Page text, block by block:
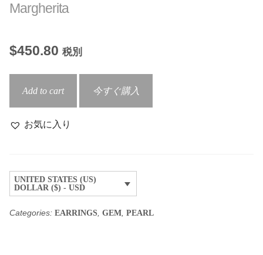
Margherita
$450.80 税別
Add to cart 今すぐ購入
お気に入り
UNITED STATES (US)
DOLLAR ($) - USD
Categories: EARRINGS GEM PEARL